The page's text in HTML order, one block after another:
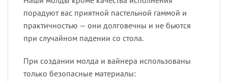
порадуют вас приятной пастельной гаммой и
практичностью — они долговечны и не бьются
при случайном падении со стола.
При создании молда и вайнера использованы
только безопасные материалы: